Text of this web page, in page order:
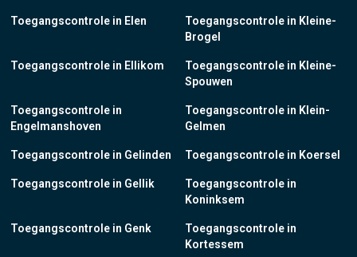
Toegangscontrole in Elen
Toegangscontrole in Ellikom
Toegangscontrole in
Engelmanshoven
Toegangscontrole in Gelinden
Toegangscontrole in Gellik
Toegangscontrole in Genk
Toegangscontrole in Kleine-
Brogel
Toegangscontrole in Kleine-
Spouwen
Toegangscontrole in Klein-
Gelmen
Toegangscontrole in Koersel
Toegangscontrole in
Koninksem
Toegangscontrole in
Kortessem